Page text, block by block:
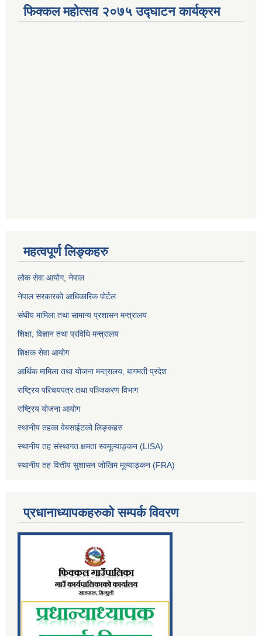
फिक्कल महोत्सव २०७५ उद्घाटन कार्यक्रम
महत्वपूर्ण लिङ्कहरु
लोक सेवा आयोग, नेपाल
नेपाल सरकारको आधिकारिक पोर्टल
संघीय मामिला तथा सामान्य प्रशासन मन्त्रालय
शिक्षा, विज्ञान तथा प्रविधि मन्त्रालय
शिक्षक सेवा आयोग
आर्थिक मामिला तथा योजना मन्त्रालय, बागमती प्रदेश
राष्ट्रिय परिचयपत्र तथा पञ्जिकरण विभाग
राष्ट्रिय योजना आयोग
स्थानीय तहका वेबसाईटको लिङ्कहरु
स्थानीय तह संस्थागत क्षमता स्वमूल्याङ्कन (LISA)
स्थानीय तह वित्तीय सुशासन जोखिम मूल्याङ्कन (FRA)
प्रधानाध्यापकहरुको सम्पर्क विवरण